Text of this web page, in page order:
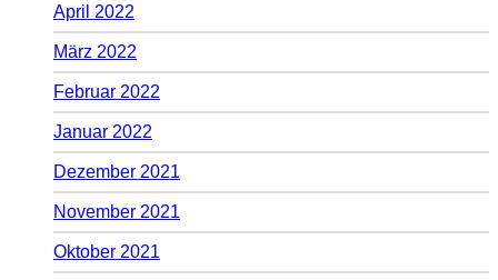
April 2022
März 2022
Februar 2022
Januar 2022
Dezember 2021
November 2021
Oktober 2021